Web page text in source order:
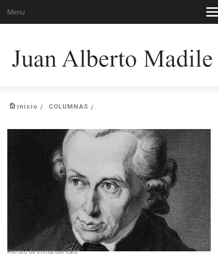
Menu
inicio COLUMNAS
Retrato de Immanuel Kant